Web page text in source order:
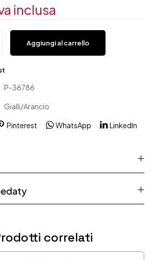
inclusa
Aggiungi al carrello
P-36786
Gialli/Arancio
Pinterest WhatsApp LinkedIn
correlati